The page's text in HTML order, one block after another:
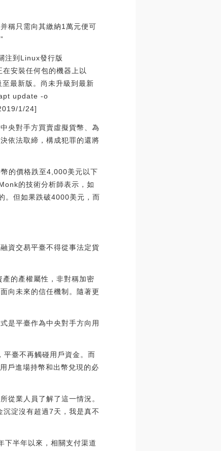
稱只需向其繳納1萬元便可
注到Linux發行版
安裝任何包的機器上以
最新版。尚未升級到最新
update -o
1/24]
央對手方買賣虛擬貨幣、為
依法取締，構成犯罪的還將
的價格跌至4,000美元以下
的技術分析師表示，如
。但如果跌破4000美元，而
資交易平臺不得從事法定貨
的產權屬性，非對稱加密
向未來的信任機制。隨著更
是平臺作為中央對手方向用
臺不再觸碰用戶資金。而
戶進場持幣和出幣兌現的必
從業人員了解了這一情況。
淀沒有超過7天，我是真不
下半年以來，相關支付渠道